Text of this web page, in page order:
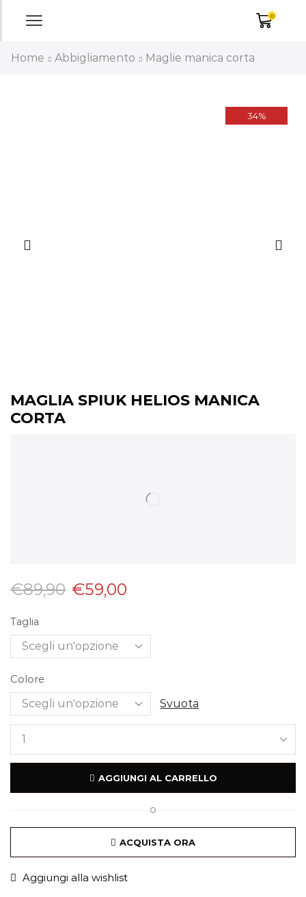
0
Home Abbigliamento Maglie manica corta
34%
MAGLIA SPIUK HELIOS MANICA
CORTA
€89,90 €59,00
Taglia
Colore
Svuota
AGGIUNGI AL CARRELLO
O
ACQUISTA ORA
Aggiungi alla wishlist